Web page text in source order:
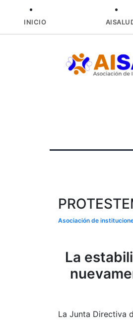
INICIO
Asociación de
La
La Junta Directiva